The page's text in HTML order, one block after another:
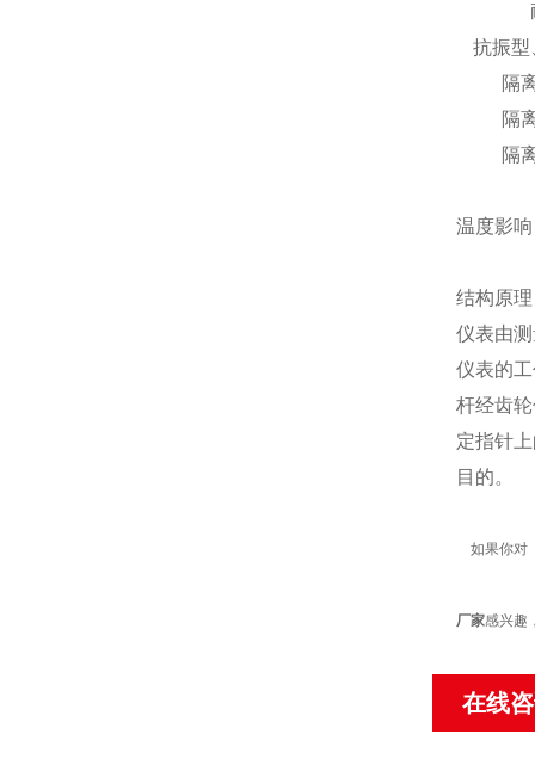
抗振型
隔
隔
隔
温度影
结构原
仪表由
仪表的
杆经齿
定指针
目的。
如果你对
厂家感兴趣
在线